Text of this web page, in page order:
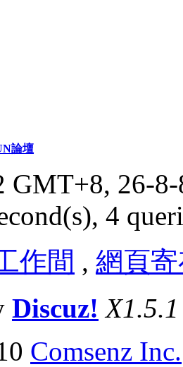
論壇
GMT+8, 26-
4
作間 , 網頁
Discuz! X1.5.1
Comsenz Inc.